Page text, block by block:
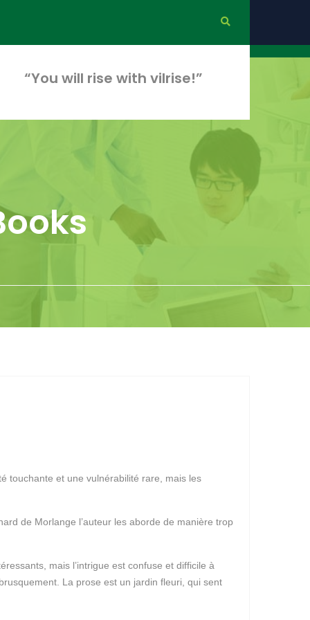
“You will rise with vilrise!”
touchante et une vulnérabilité rare, mais les
de Morlange l’auteur les aborde de manière trop
mais l’intrigue est confuse et difficile à
La prose est un jardin fleuri, qui sent